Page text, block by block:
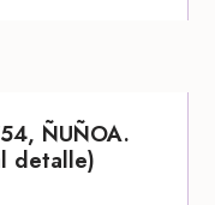
ÑUÑOA.
detalle)